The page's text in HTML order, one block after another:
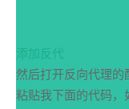
添加反代
然后打开反向代理的
粘贴我下面的代码，